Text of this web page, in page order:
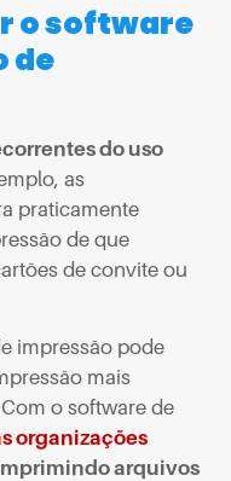
o software
de
do uso
as
praticamente
de que
de convite ou
impressão pode
mais
o software de
organizações
arquivos